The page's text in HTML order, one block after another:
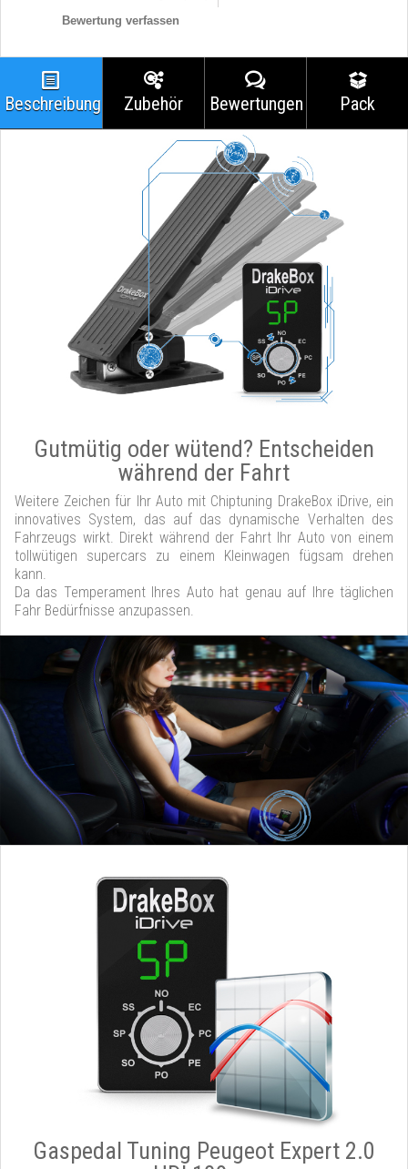
Bewertung verfassen
Beschreibung Zubehör Bewertungen Pack
Gutmütig oder wütend? Entscheiden
während der Fahrt
Weitere Zeichen für Ihr Auto mit Chiptuning DrakeBox iDrive, ein
innovatives System, das auf das dynamische Verhalten des
Fahrzeugs wirkt. Direkt während der Fahrt Ihr Auto von einem
tollwütigen supercars zu einem Kleinwagen fügsam drehen
kann.
Da das Temperament Ihres Auto hat genau auf Ihre täglichen
Fahr Bedürfnisse anzupassen.
Gaspedal Tuning Peugeot Expert 2.0